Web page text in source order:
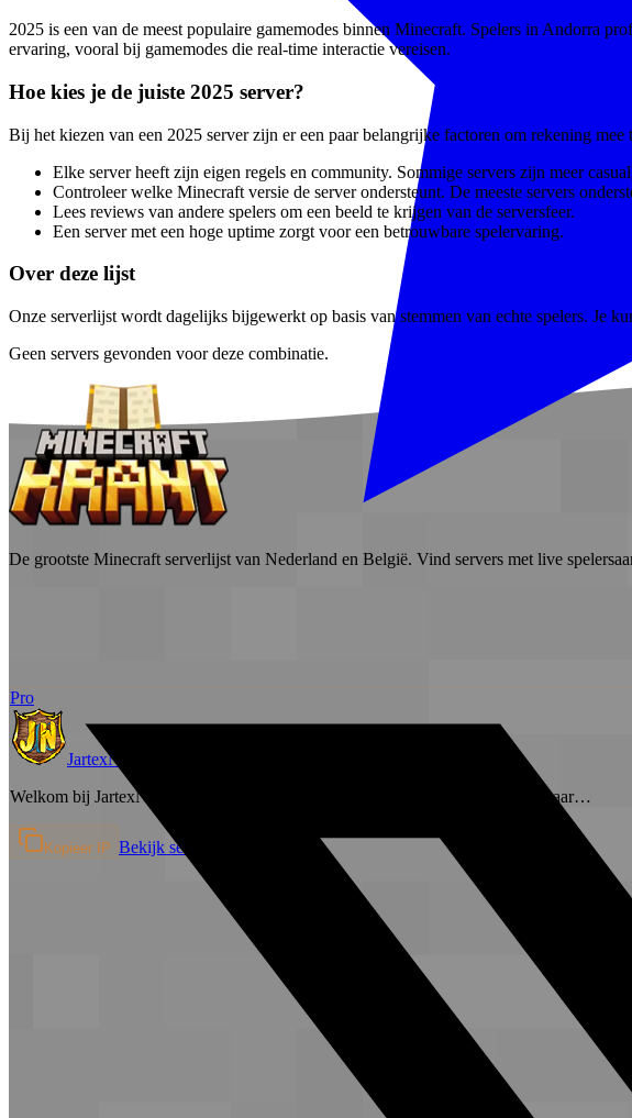
Pro
JartexNetwork
Welkom bij JartexNetwork JartexNetwork is een populaire Minecraft-server waar…
Kopieer IP Bekijk server →
2025 is een van de meest populaire gamemodes binnen Minecraft. Spelers in Andorra
ervaring, vooral bij gamemodes die real-time interactie vereisen.
Hoe kies je de juiste 2025 server?
Bij het kiezen van een 2025 server zijn er een paar belangrijke factoren om rekening mee
Elke server heeft zijn eigen regels en community. Sommige servers zijn meer
Controleer welke Minecraft versie de server ondersteunt. De meeste servers
Lees reviews van andere spelers om een beeld te krijgen van de serversfeer.
Een server met een hoge uptime zorgt voor een betrouwbare spelervaring.
Over deze lijst
Onze serverlijst wordt dagelijks bijgewerkt op basis van stemmen van echte spelers. Je
Geen servers gevonden voor deze combinatie.
De grootste Minecraft serverlijst van Nederland en België. Vind servers met live